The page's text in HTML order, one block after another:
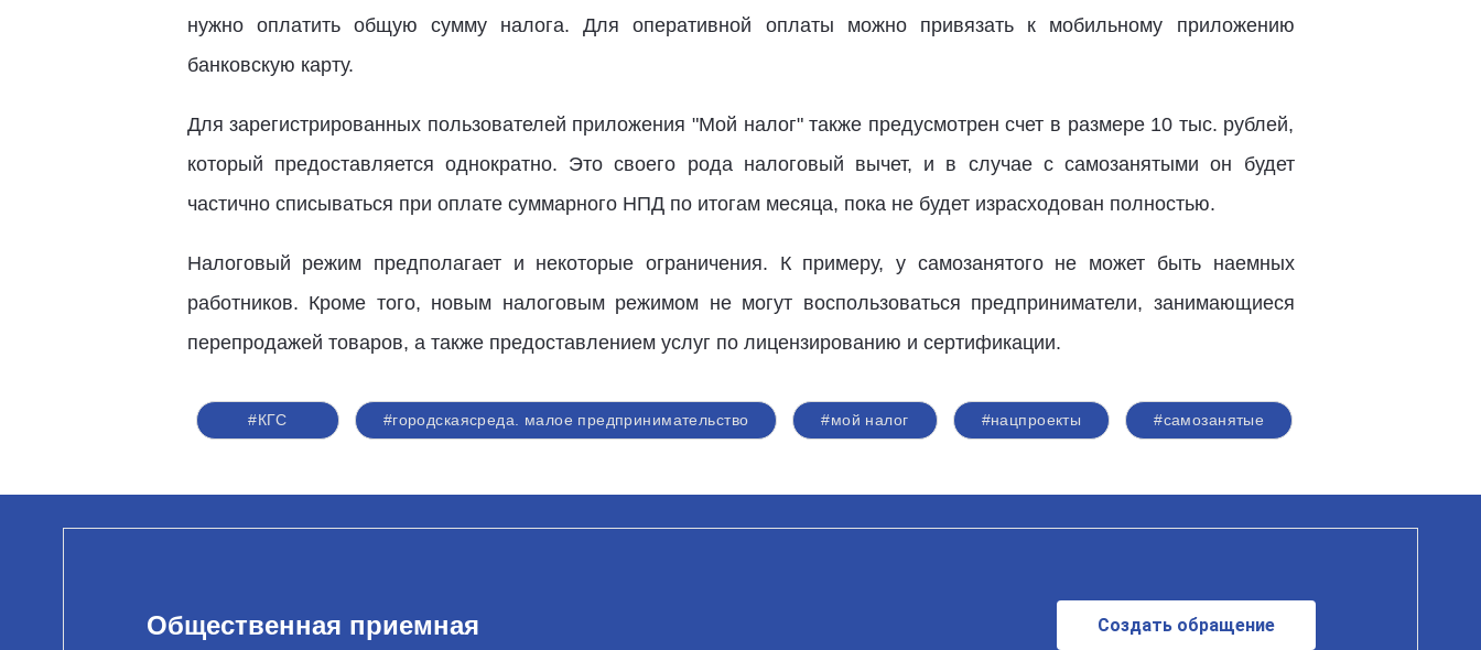
нужно оплатить общую сумму налога. Для оперативной оплаты можно привязать к мобильному приложению
банковскую карту.
Для зарегистрированных пользователей приложения "Мой налог" также предусмотрен счет в размере 10 тыс. рублей,
который предоставляется однократно. Это своего рода налоговый вычет, и в случае с самозанятыми он будет
частично списываться при оплате суммарного НПД по итогам месяца, пока не будет израсходован полностью.
Налоговый режим предполагает и некоторые ограничения. К примеру, у самозанятого не может быть наемных
работников. Кроме того, новым налоговым режимом не могут воспользоваться предприниматели, занимающиеся
перепродажей товаров, а также предоставлением услуг по лицензированию и сертификации.
#КГС #городскаясреда. малое предпринимательство #мой налог #нацпроекты #самозанятые
Общественная приемная Создать обращение